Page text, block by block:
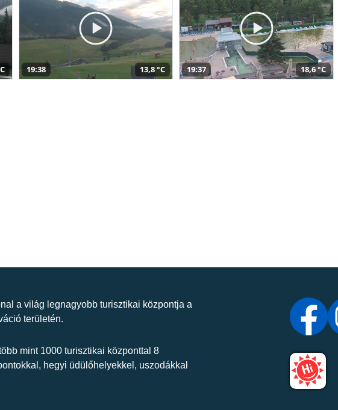
19:38 13,8 °C 19:37 18,6 °C
a világ legnagyobb turisztikai központja a
területén.
mint 1000 turisztikai központtal 8
hegyi üdülőhelyekkel, uszodákkal